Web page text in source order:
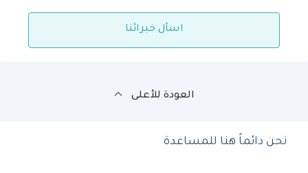
اسأل خبرائنا
العودة للأعلى
نحن دائماً هنا للمساعدة